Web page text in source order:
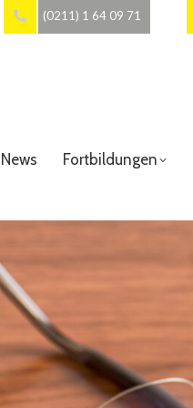
(0211) 1 64 09 71
News Fortbildungen